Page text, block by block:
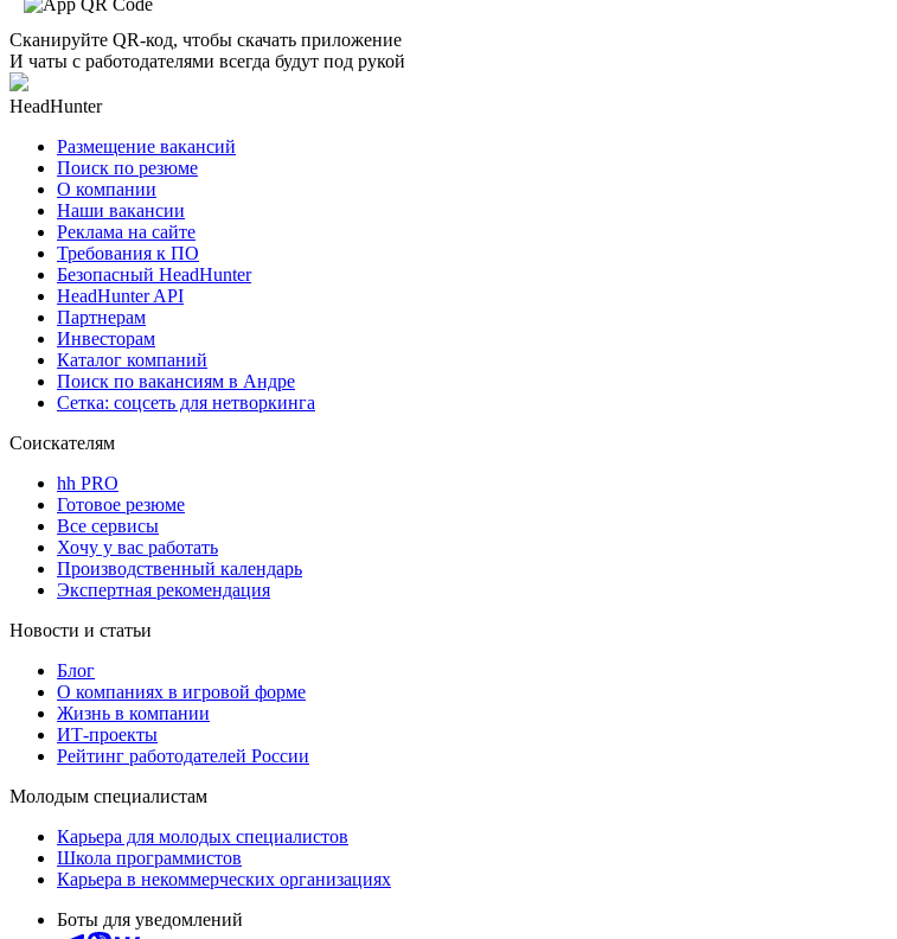
Сканируйте QR-код, чтобы скачать приложение
И чаты с работодателями всегда будут под рукой
HeadHunter
Размещение вакансий
Поиск по резюме
О компании
Наши вакансии
Реклама на сайте
Требования к ПО
Безопасный HeadHunter
HeadHunter API
Партнерам
Инвесторам
Каталог компаний
Поиск по вакансиям в Андре
Сетка: соцсеть для нетворкинга
Соискателям
hh PRO
Готовое резюме
Все сервисы
Хочу у вас работать
Производственный календарь
Экспертная рекомендация
Новости и статьи
Блог
О компаниях в игровой форме
Жизнь в компании
ИТ-проекты
Рейтинг работодателей России
Молодым специалистам
Карьера для молодых специалистов
Школа программистов
Карьера в некоммерческих организациях
Боты для уведомлений